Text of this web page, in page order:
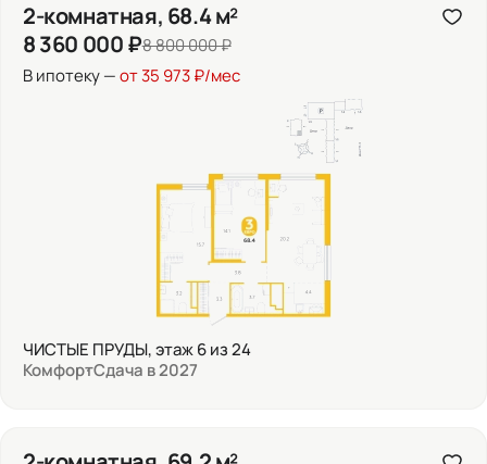
2-комнатная, 68.4 м²
8 360 000 ₽8 800 000 ₽
В ипотеку —от 35 973 ₽/мес
ЧИСТЫЕ ПРУДЫ, этаж 6 из 24
КомфортСдача в 2027